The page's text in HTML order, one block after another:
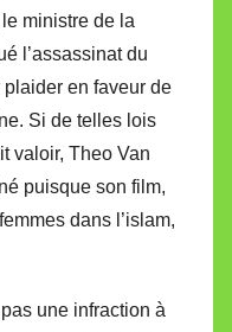
ministre de la
l’assassinat du
en faveur de
Si de telles lois
valoir, Theo Van
puisque son film,
dans l’islam,
une infraction à